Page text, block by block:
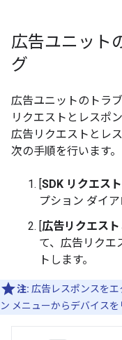
広告ユニット
グ
広告ユニットのトラ
リクエストとレスポ
広告リクエストとレ
次の手順を行います。
[SDK リクエス
プション ダイア
[広告リクエス
て、広告リクエ
トします。
注: 広告レスポンスを
ン メニューからデバイスを